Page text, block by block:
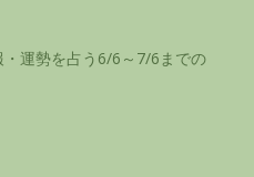
運勢を占う6/6～7/6までの